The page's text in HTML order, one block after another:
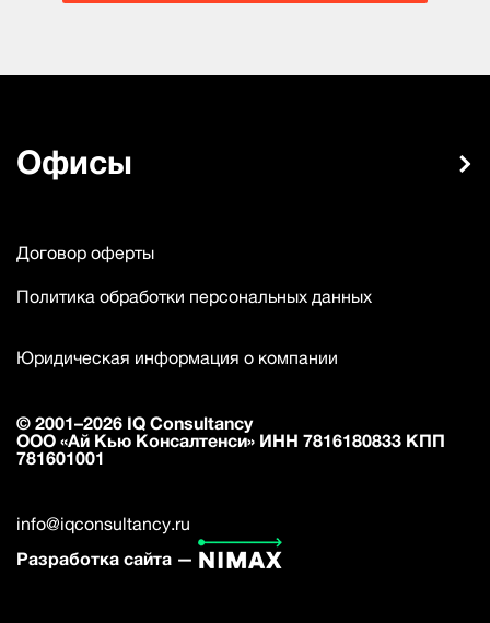
Офисы
Договор оферты
Политика обработки персональных данных
Юридическая информация о компании
© 2001–2026 IQ Consultancy
ООО «Ай Кью Консалтенси» ИНН 7816180833 КПП
781601001
info@iqconsultancy.ru
Разработка сайта —